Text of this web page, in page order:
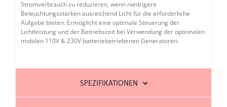
Stromverbrauch zu reduzieren, wenn niedrigere
Beleuchtungsstärken ausreichend Licht für die erforderliche
Aufgabe bieten. Ermöglicht eine optimale Steuerung der
Lichtleistung und der Betriebszeit bei Verwendung der optionalen
mobilen 110V & 230V batteriebetriebenen Generatoren.
SPEZIFIKATIONEN